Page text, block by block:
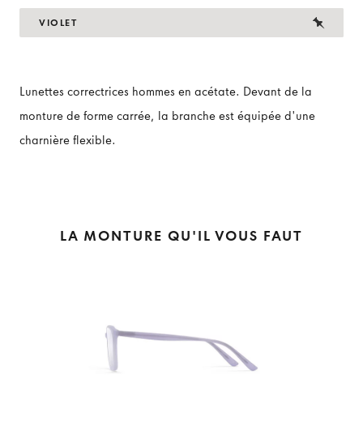
VIOLET
Lunettes correctrices hommes en acétate. Devant de la
monture de forme carrée, la branche est équipée d'une
charnière flexible.
LA MONTURE QU'IL VOUS FAUT